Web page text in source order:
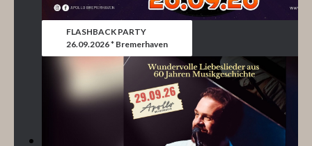
FLASHBACK PARTY
26.09.2026 * Bremerhaven